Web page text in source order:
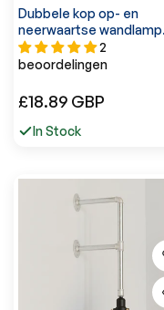
Dubbele kop op- en
neerwaartse wandlamp
GU10-spot - 5632
2
beoordelingen
Normale
£18.89 GBP
In Stock